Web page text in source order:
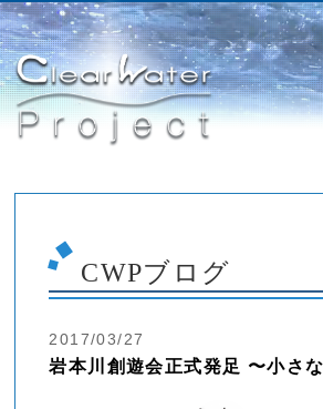
CWPブログ
2017/03/27
岩本川創遊会正式発足 〜小さ